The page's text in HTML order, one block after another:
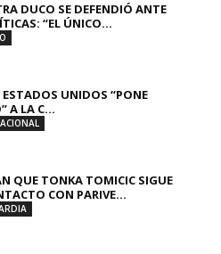
DUCO SE DEFENDIÓ ANTE
“EL ÚNICO...
UNIDOS “PONE
A LA C...
QUE TONKA TOMICIC SIGUE
CON PARIVE...